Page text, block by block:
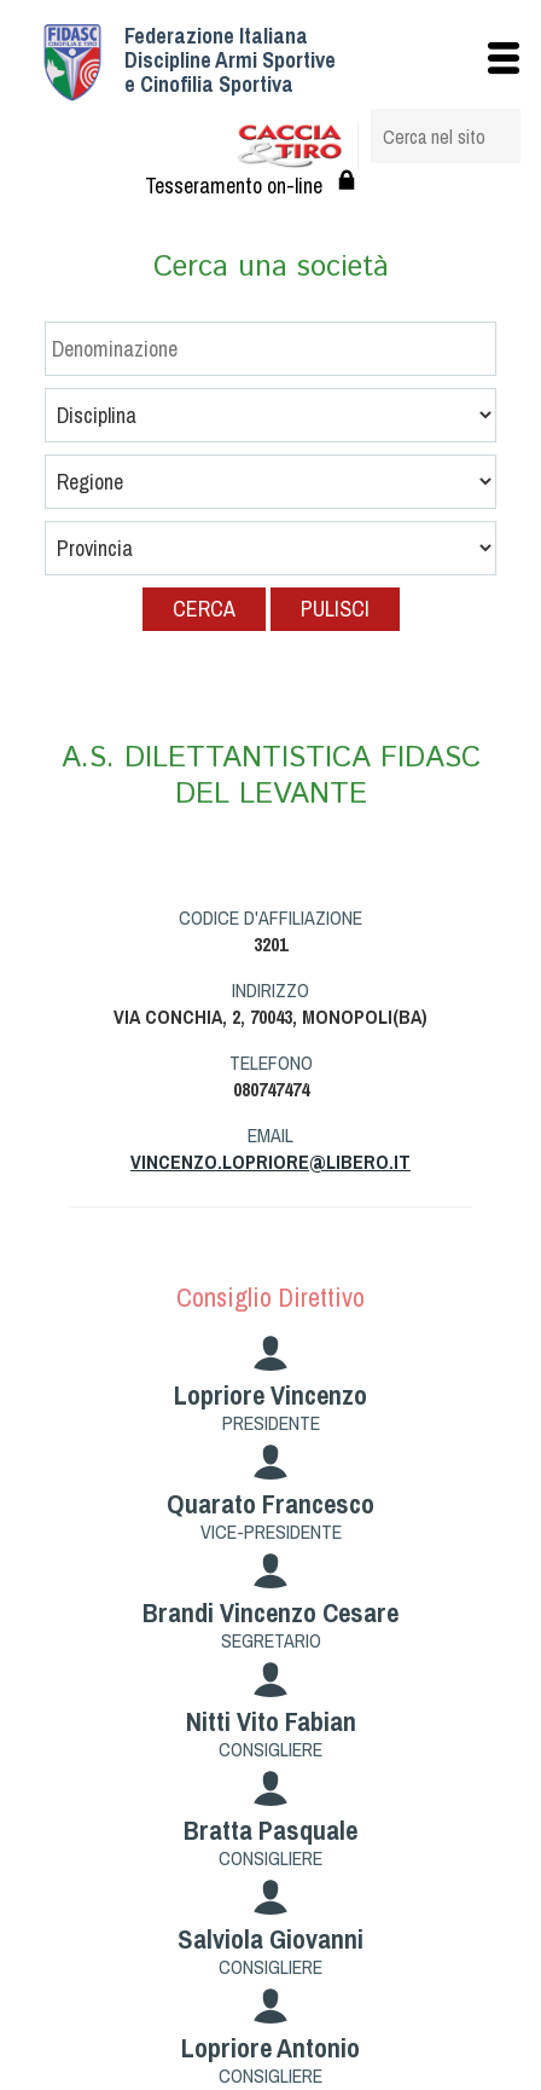
Federazione Italiana
Discipline Armi Sportive
e Cinofilia Sportiva
Tesseramento on-line
Cerca una società
PULISCI
A.S. DILETTANTISTICA FIDASC
DEL LEVANTE
CODICE D'AFFILIAZIONE
3201
INDIRIZZO
VIA CONCHIA, 2, 70043, MONOPOLI(BA)
TELEFONO
080747474
EMAIL
VINCENZO.LOPRIORE@LIBERO.IT
Consiglio Direttivo
Lopriore Vincenzo
PRESIDENTE
Quarato Francesco
VICE-PRESIDENTE
Brandi Vincenzo Cesare
SEGRETARIO
Nitti Vito Fabian
CONSIGLIERE
Bratta Pasquale
CONSIGLIERE
Salviola Giovanni
CONSIGLIERE
Lopriore Antonio
CONSIGLIERE
Istituzionale
Struttura
Albo Veterinari federali
Tesseramento e Affiliazioni
Circolari
Convenzioni
Tesserati
Referenti e gruppi di lavoro regionali
Scuole Federali
Calendario Manifestazioni
Organi di Giustizia - Dispositivi
Guida Locandine Ufficiali
English e Training Sporting
Tiro a Palla
Tiro con l'arco da caccia
Paintball
Softair
Cinofilia Sportiva
Agility
DiscDog
Dog Balance
Dog Trail
Dog Triathlon
Hoopers
Mantrailing
Nosework
Obedience
Rally Obedience
Retriever Sport
Ricerca Tartufo
Sheepdog
Sport acquatici
Treibball
Ipo Delta
Freestyle